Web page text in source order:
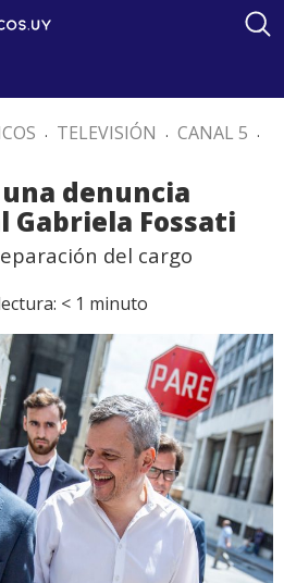
. TELEVISIÓN . CANAL 5 .
denuncia
Gabriela Fossati
del cargo
< 1 minuto